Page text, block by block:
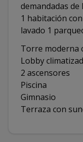
demandadas
1 habitación
lavado 1
Torre moderna
Lobby
2 ascensores
Piscina
Gimnasio
Terraza con